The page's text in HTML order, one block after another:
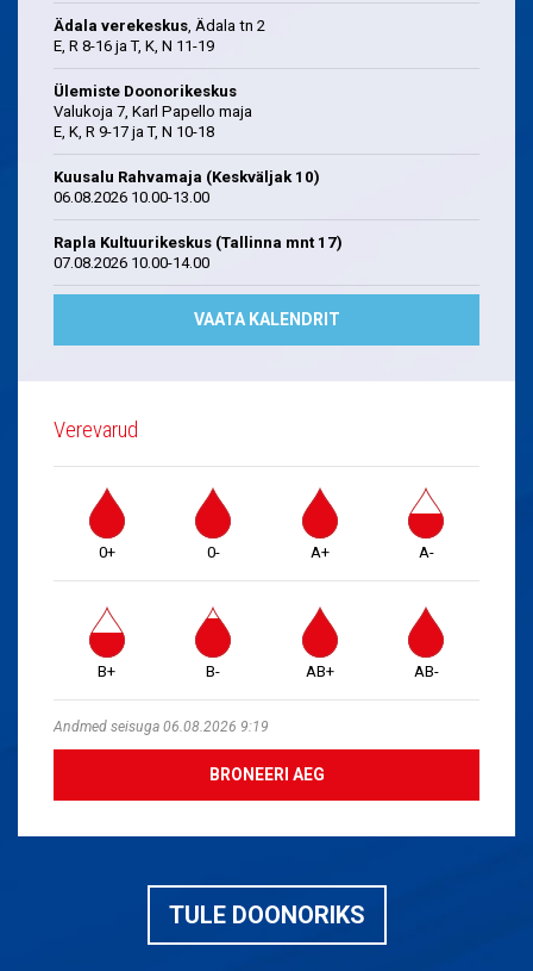
Ädala verekeskus, Ädala tn 2
E, R 8-16 ja T, K, N 11-19
Ülemiste Doonorikeskus
Valukoja 7, Karl Papello maja
E, K, R 9-17 ja T, N 10-18
Kuusalu Rahvamaja (Keskväljak 10)
06.08.2026 10.00-13.00
Rapla Kultuurikeskus (Tallinna mnt 17)
07.08.2026 10.00-14.00
VAATA KALENDRIT
Verevarud
0+ 0- A+ A-
B+ B- AB+ AB-
Andmed seisuga 06.08.2026 9:19
BRONEERI AEG
TULE DOONORIKS